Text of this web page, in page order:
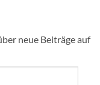
neue Beiträge auf